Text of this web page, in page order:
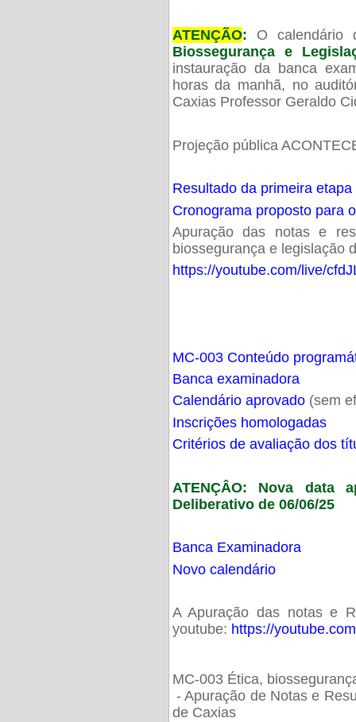
ATENÇÃO: O calendário
Biossegurança e
instauração da banca
horas da manhã, no
Caxias Professor Geraldo
Projeção pública
Resultado da primeira
Cronograma proposto para
Apuração das notas e
biossegurança e legislação
https://youtube.com/live/
MC-003 Conteúdo
Banca examinadora
Calendário aprovado(sem
Inscrições homologadas
Critérios de avaliação dos
ATENÇÂO: Nova data
Deliberativo de 06/06/25
Banca Examinadora
Novo calendário
A Apuração das notas e
youtube: https://
MC-003 Ética,
- Apuração de Notas e
de Caxias